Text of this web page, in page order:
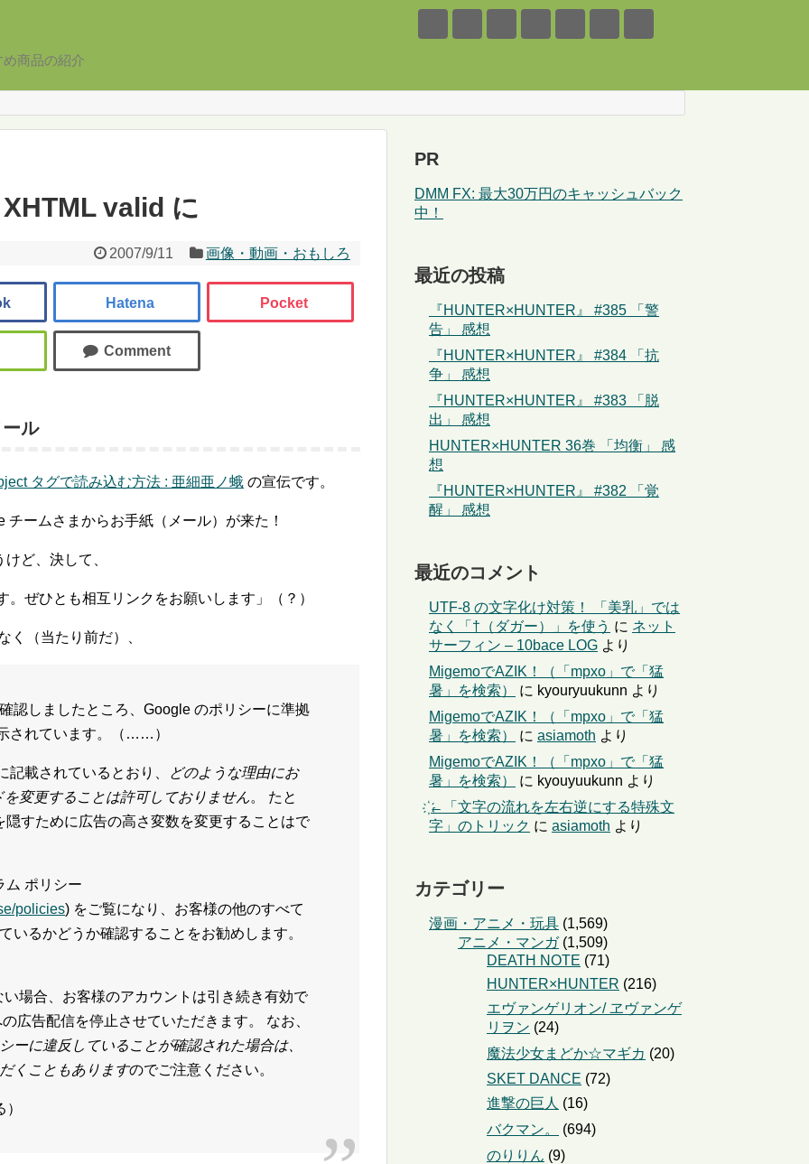
商品の紹介
valid に
2007/9/11 画像・動画・おもしろ
ル
タグで読み込む方法 : 亜細亜ノ蛾 の宣伝です。
ームさまからお手紙（メール）が来た！
ど、決して、
。ぜひとも相互リンクをお願いします」（？）
（当たり前だ）、
認しましたところ、Google のポリシーに準拠
されています。（……）
載されているとおり、
どのような理由にお
変更することは許可しておりません。 たと
隠すために広告の高さ変数を変更することはで
ム ポリシー
policies) をご覧になり、お客様の他のすべて
いるかどうか確認することをお勧めします。
場合、お客様のアカウントは引き続き有効で
広告配信を停止させていただきます。 なお、
ーに違反していることが確認された場合は、
くこともありますのでご注意ください。
PR
DMM FX: 最大30万円のキャッシュバック
中！
最近の投稿
『HUNTER×HUNTER』 #385 「警
告」 感想
『HUNTER×HUNTER』 #384 「抗
争」 感想
『HUNTER×HUNTER』 #383 「脱
出」 感想
HUNTER×HUNTER 36巻 「均衡」 感
想
『HUNTER×HUNTER』 #382 「覚
醒」 感想
最近のコメント
UTF-8 の文字化け対策！ 「美乳」では
なく「†（ダガー）」を使う に ネット
サーフィン – 10bace LOG より
MigemoでAZIK！（「mpxo」で「猛
暑」を検索）
に kyouryuukunn より
MigemoでAZIK！（「mpxo」で「猛
暑」を検索）
に asiamoth より
MigemoでAZIK！（「mpxo」で「猛
暑」を検索）
に kyouyuukunn より
҉←「文字の流れを左右逆にする特殊文
字」のトリック に asiamoth より
カテゴリー
漫画・アニメ・玩具 (1,569)
アニメ・マンガ(1,509)
DEATH NOTE (71)
HUNTER×HUNTER (216)
エヴァンゲリオン/ ヱヴァンゲ
リヲン (24)
魔法少女まどか☆マギカ (20)
SKET DANCE (72)
進撃の巨人 (16)
バクマン。
(694)
のりりん (9)